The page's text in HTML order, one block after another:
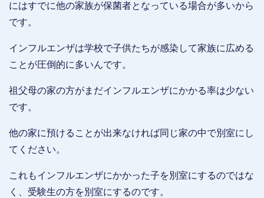
にはすでに他の家族が保菌者となっている場合が多いから
です。
インフルエンザは学校で子供たちが感染して家族に広める
ことが圧倒的に多いんです。
祖父母の家の方がまだインフルエンザにかかる率は少ない
です。
他の家に預けることが出来なければ同じ家の中で別室にし
てください。
これもインフルエンザにかかった子を別室にするのではな
く、受験生の方を別室にするのです。